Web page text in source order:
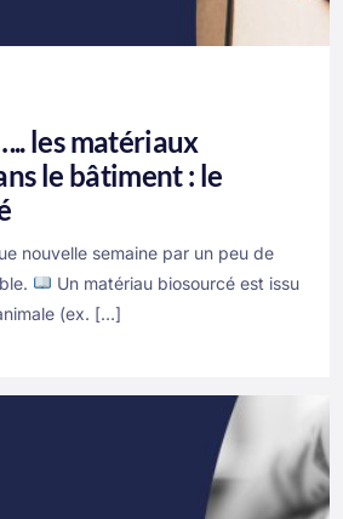
les matériaux
le bâtiment : le
nouvelle semaine par un peu de
Un matériau biosourcé est issu
(ex. […]